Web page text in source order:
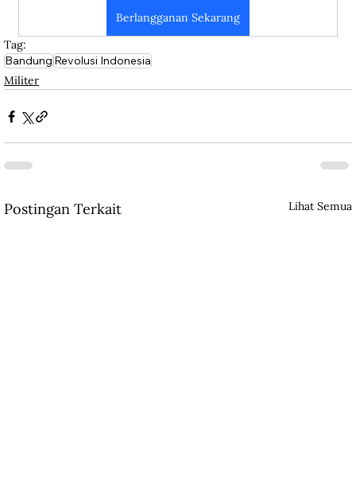
Berlangganan Sekarang
Tag:
BandungRevolusi Indonesia
Militer
Postingan Terkait Lihat Semua